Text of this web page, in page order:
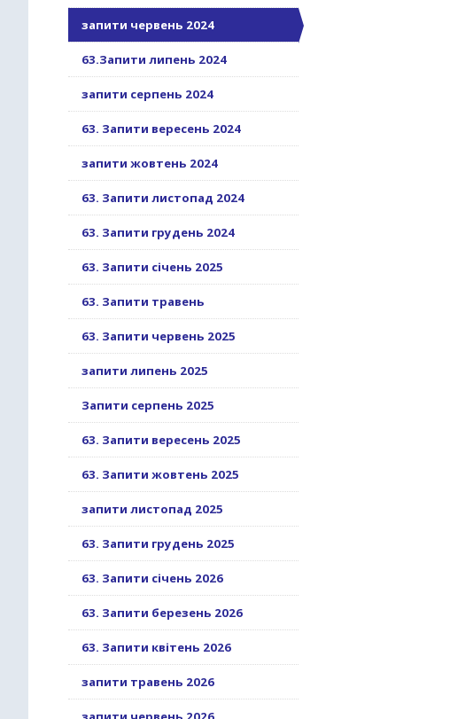
запити червень 2024
63.Запити липень 2024
запити серпень 2024
63. Запити вересень 2024
запити жовтень 2024
63. Запити листопад 2024
63. Запити грудень 2024
63. Запити січень 2025
63. Запити травень
63. Запити червень 2025
запити липень 2025
Запити серпень 2025
63. Запити вересень 2025
63. Запити жовтень 2025
запити листопад 2025
63. Запити грудень 2025
63. Запити січень 2026
63. Запити березень 2026
63. Запити квітень 2026
запити травень 2026